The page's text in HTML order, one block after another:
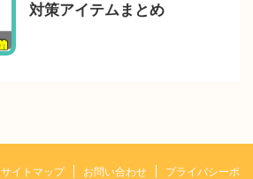
対策アイテムまとめ
サイトマップ お問い合わせ プライバシーポ